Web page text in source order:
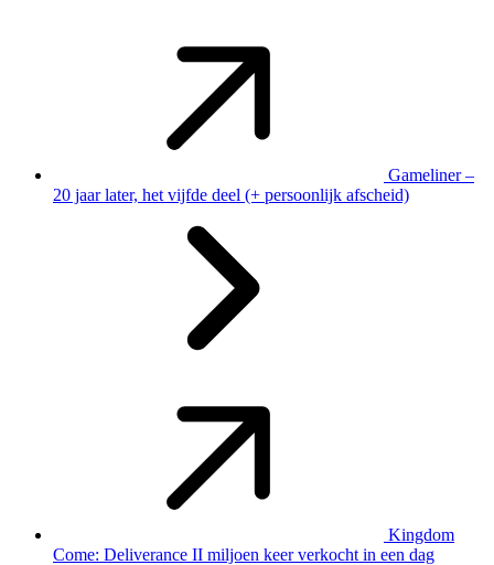
Gameliner –
20 jaar later, het vijfde deel (+ persoonlijk afscheid)
Kingdom
Come: Deliverance II miljoen keer verkocht in een dag